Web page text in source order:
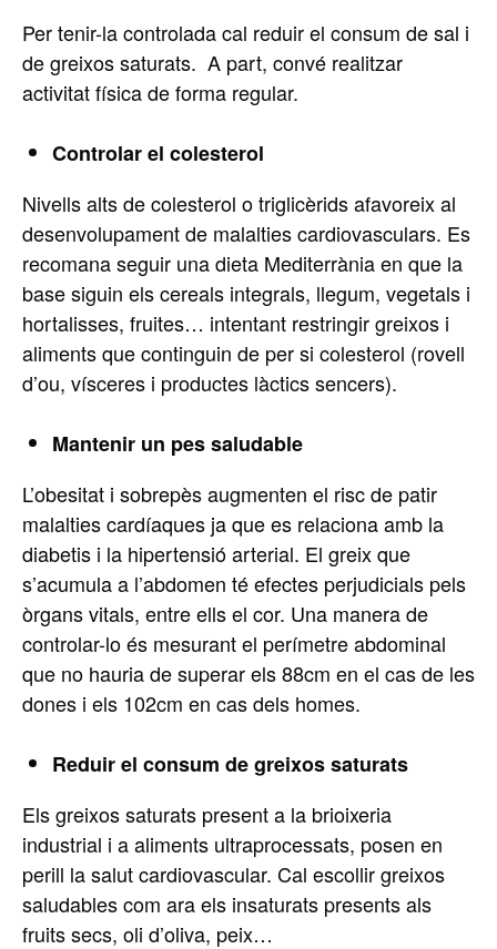
Per tenir-la controlada cal reduir el consum de sal i
de greixos saturats. A part, convé realitzar
activitat física de forma regular.
Controlar el colesterol
Nivells alts de colesterol o triglicèrids afavoreix al
desenvolupament de malalties cardiovasculars. Es
recomana seguir una dieta Mediterrània en que la
base siguin els cereals integrals, llegum, vegetals i
hortalisses, fruites… intentant restringir greixos i
aliments que continguin de per si colesterol (rovell
d’ou, vísceres i productes làctics sencers).
Mantenir un pes saludable
L’obesitat i sobrepès augmenten el risc de patir
malalties cardíaques ja que es relaciona amb la
diabetis i la hipertensió arterial. El greix que
s’acumula a l’abdomen té efectes perjudicials pels
òrgans vitals, entre ells el cor. Una manera de
controlar-lo és mesurant el perímetre abdominal
que no hauria de superar els 88cm en el cas de les
dones i els 102cm en cas dels homes.
Reduir el consum de greixos saturats
Els greixos saturats present a la brioixeria
industrial i a aliments ultraprocessats, posen en
perill la salut cardiovascular. Cal escollir greixos
saludables com ara els insaturats presents als
fruits secs, oli d’oliva, peix…